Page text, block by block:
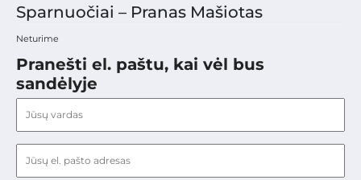
Sparnuočiai – Pranas Mašiotas
Neturime
Pranešti el. paštu, kai vėl bus
sandėlyje